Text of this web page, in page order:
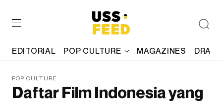
EDITORIAL POP CULTURE MAGAZINES
POP CULTURE
Daftar Film Indonesia yang